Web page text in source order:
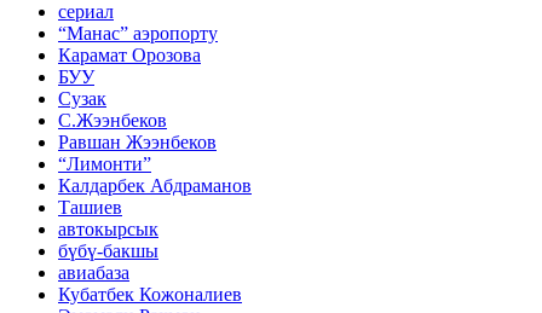
сериал
“Манас” аэропорту
Карамат Орозова
БУУ
Сузак
С.Жээнбеков
Равшан Жээнбеков
“Лимонти”
Калдарбек Абдраманов
Ташиев
автокырсык
бүбү-бакшы
авиабаза
Кубатбек Кожоналиев